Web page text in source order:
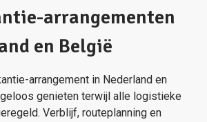
arrangementen
en België
arrangement in Nederland en
genieten terwijl alle logistieke
Verblijf, routeplanning en